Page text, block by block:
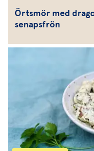
Örtsmör med
senapsfrön